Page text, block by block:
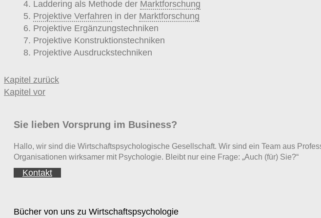
4. Laddering als Methode der Marktforschung
5. Projektive Verfahren in der Marktforschung
6. Projektive Ergänzungstechniken
7. Projektive Konstruktionstechniken
8. Projektive Ausdruckstechniken
Kapitel zurück
Kapitel vor
Sie lieben Vorsprung im Business?
Hallo, wir sind die Wirtschaftspsychologische Gesellschaft. Wir sind ein Team aus
Organisationen wirksamer mit Psychologie. Bleibt nur eine Frage: „Auch (für) Sie?“
Kontakt
Bücher von uns zu Wirtschaftspsychologie